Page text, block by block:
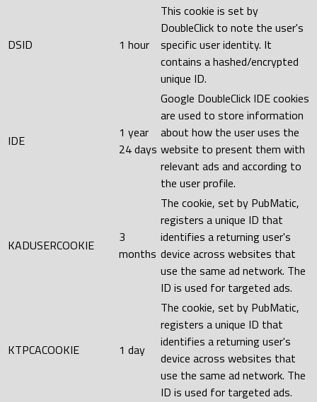
DSID 1 hour
This cookie is set by
DoubleClick to note the user's
specific user identity. It
contains a hashed/encrypted
unique ID.
IDE
1 year
24 days
Google DoubleClick IDE cookies
are used to store information
about how the user uses the
website to present them with
relevant ads and according to
the user profile.
KADUSERCOOKIE
3
months
The cookie, set by PubMatic,
registers a unique ID that
identifies a returning user's
device across websites that
use the same ad network. The
ID is used for targeted ads.
KTPCACOOKIE 1 day
The cookie, set by PubMatic,
registers a unique ID that
identifies a returning user's
device across websites that
use the same ad network. The
ID is used for targeted ads.